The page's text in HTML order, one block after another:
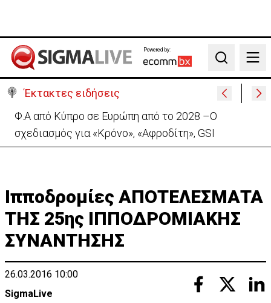
Powered by:
Search
Έκτακτες ειδήσεις
Πέθανε στα 74 του χρόνια ο ηθοποιός Νίκος
Καλογερόπουλος
Ιπποδρομίες ΑΠΟΤΕΛΕΣΜΑΤΑ
ΤΗΣ 25ης ΙΠΠΟΔΡΟΜΙΑΚΗΣ
ΣΥΝΑΝΤΗΣΗΣ
26.03.2016 10:00
SigmaLive